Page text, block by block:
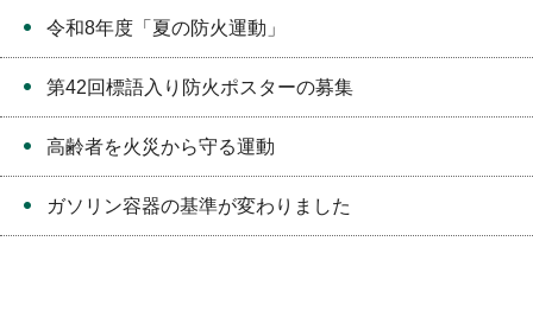
令和8年度「夏の防火運動」
第42回標語入り防火ポスターの募集
高齢者を火災から守る運動
ガソリン容器の基準が変わりました